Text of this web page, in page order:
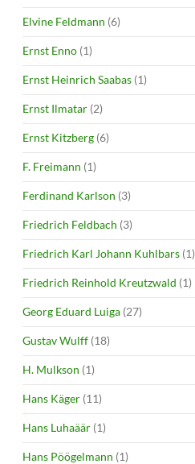
Elvine Feldmann (6)
Ernst Enno (1)
Ernst Heinrich Saabas (1)
Ernst Ilmatar (2)
Ernst Kitzberg (6)
F. Freimann (1)
Ferdinand Karlson (3)
Friedrich Feldbach (3)
Friedrich Karl Johann Kuhlbars (1)
Friedrich Reinhold Kreutzwald (1)
Georg Eduard Luiga (27)
Gustav Wulff (18)
H. Mulkson (1)
Hans Käger (11)
Hans Luhaäär (1)
Hans Pöögelmann (1)